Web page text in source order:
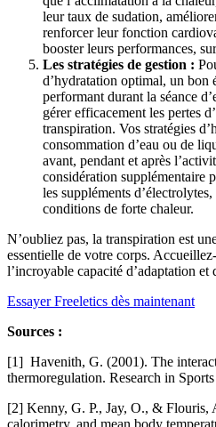
leur taux de sudation,
renforcer leur fonction
booster leurs performances,
Les stratégies de gestion :
d’hydratation optimal, un bon
performant durant la séance
gérer efficacement les pertes
transpiration. Vos stratégies
consommation d’eau ou de
avant, pendant et après
considération supplémentaire
les suppléments
conditions de forte chaleur.
N’oubliez pas, la transpiration est
essentielle de votre corps.
l’incroyable capacité d’adaptation
Essayer Freeletics dès maintenant
Sources :
[1] Havenith, G. (2001). The
thermoregulation. Research in
[2] Kenny, G. P., Jay, O., & Flouris,
calorimetry, and mean body